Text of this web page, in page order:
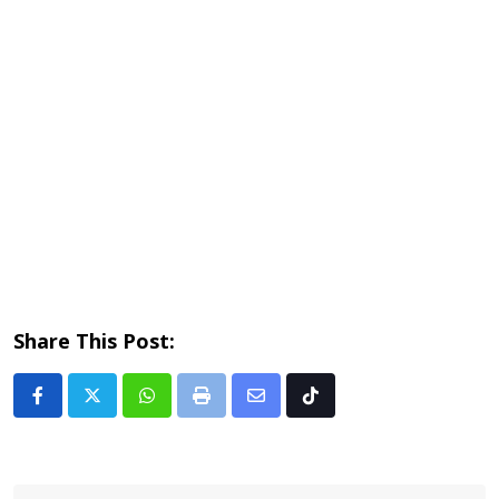
Share This Post:
Whatsapp
Print
Share Tiktok